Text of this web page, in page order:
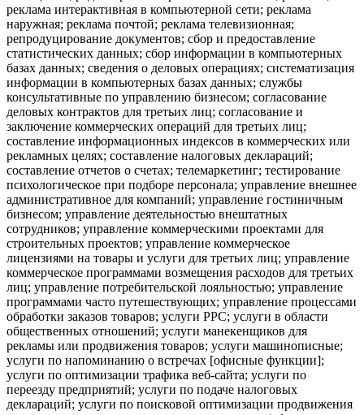
реклама интерактивная в компьютерной сети; реклама
наружная; реклама почтой; реклама телевизионная;
репродуцирование документов; сбор и предоставление
статистических данных; сбор информации в компьютерных
базах данных; сведения о деловых операциях; систематизация
информации в компьютерных базах данных; службы
консультативные по управлению бизнесом; согласование
деловых контрактов для третьих лиц; согласование и
заключение коммерческих операций для третьих лиц;
составление информационных индексов в коммерческих или
рекламных целях; составление налоговых деклараций;
составление отчетов о счетах; телемаркетинг; тестирование
психологическое при подборе персонала; управление внешнее
административное для компаний; управление гостиничным
бизнесом; управление деятельностью внештатных
сотрудников; управление коммерческими проектами для
строительных проектов; управление коммерческое
лицензиями на товары и услуги для третьих лиц; управление
коммерческое программами возмещения расходов для третьих
лиц; управление потребительской лояльностью; управление
программами часто путешествующих; управление процессами
обработки заказов товаров; услуги PPC; услуги в области
общественных отношений; услуги манекенщиков для
рекламы или продвижения товаров; услуги машинописные;
услуги по напоминанию о встречах [офисные функции];
услуги по оптимизации трафика веб-сайта; услуги по
переезду предприятий; услуги по подаче налоговых
деклараций; услуги по поисковой оптимизации продвижения